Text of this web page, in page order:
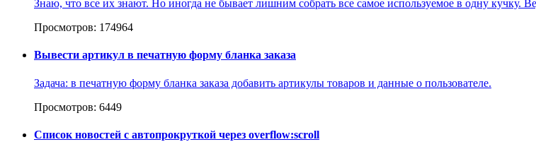
Знаю, что все их знают. Но иногда не бывает лишним собрать все самое используемое в одну кучку.
Просмотров: 174964
Вывести артикул в печатную форму бланка заказа
Задача: в печатную форму бланка заказа добавить артикулы товаров и данные о пользователе.
Просмотров: 6449
Список новостей с автопрокруткой через overflow:scroll